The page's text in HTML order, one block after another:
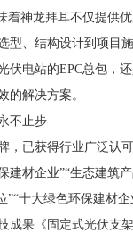
着神龙拜耳不仅提供
型、结构设计到项目
伏电站的EPC总包，
的解决方案。
不止步
，已获得行业广泛认
建材企业”“生态建筑
”“十大绿色环保建材企
成果《固定式光伏支